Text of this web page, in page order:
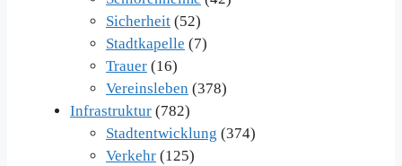
Sicherheit (52)
Stadtkapelle (7)
Trauer (16)
Vereinsleben (378)
Infrastruktur (782)
Stadtentwicklung (374)
Verkehr (125)